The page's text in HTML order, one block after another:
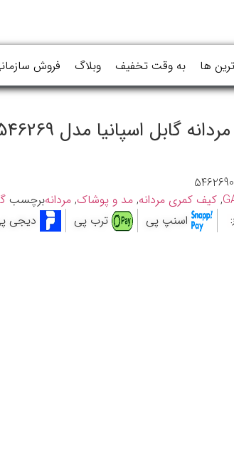
ها به وقت تخفیف وبلاگ فروش
کیف کمری مردانه گابل اسپانیا مدل
, کیف کمری مردانه, مد و پوشاک, مردانهبرچسب
اسنپ پی ترب پی دیجی